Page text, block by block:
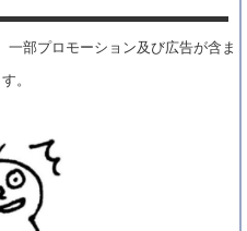
部プロモーション及び広告が含ま
。